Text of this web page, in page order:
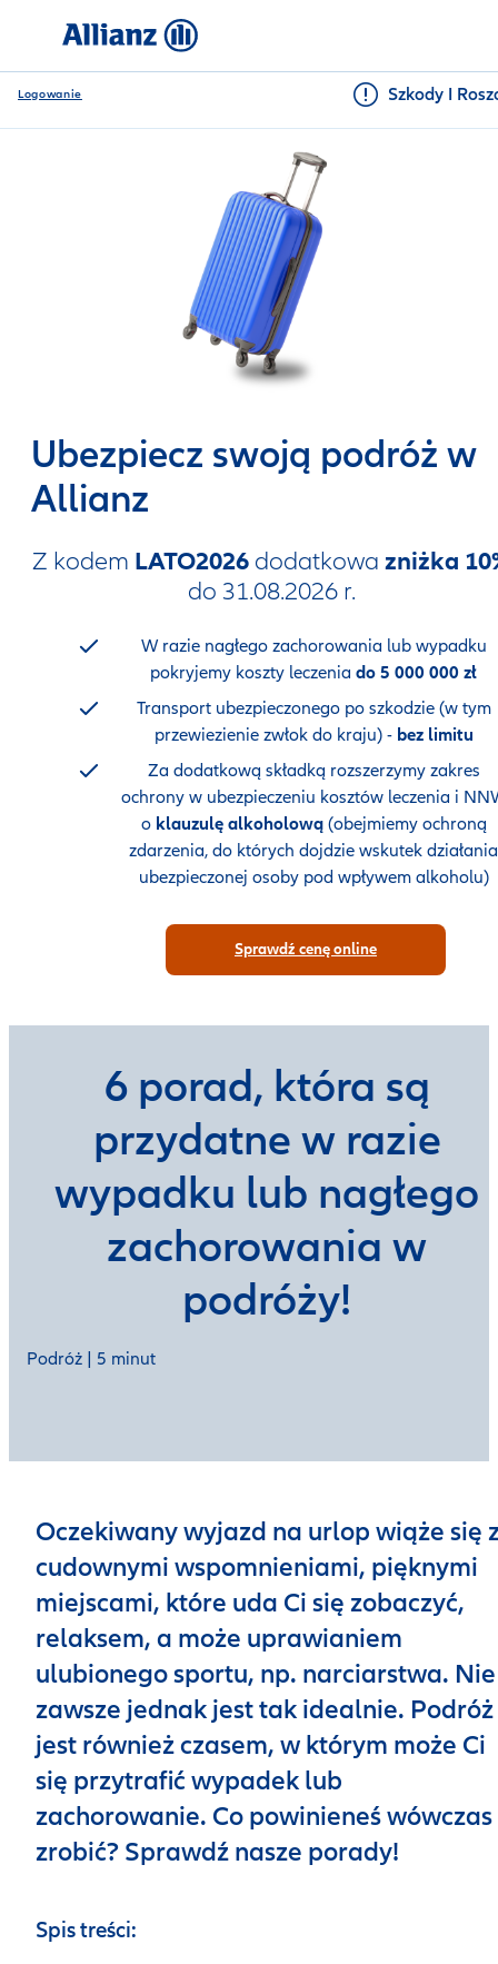
Logowanie Szkody I
Ubezpiecz swoją podróż w
Allianz
Z kodem LATO2026 dodatkowa zniżka
do 31.08.2026 r.
W razie nagłego zachorowania lub wypadku
pokryjemy koszty leczenia do 5 000 000 zł
Transport ubezpieczonego po szkodzie (w tym
przewiezienie zwłok do kraju) - bez limitu
Za dodatkową składką rozszerzymy zakres
ochrony w ubezpieczeniu kosztów leczenia i
o klauzulę alkoholową(obejmiemy ochroną
zdarzenia, do których dojdzie wskutek działania
ubezpieczonej osoby pod wpływem alkoholu)
Sprawdź cenę online
6 porad, która są
przydatne w razie
wypadku lub nagłego
zachorowania w
podróży!
Podróż | 5 minut
Oczekiwany wyjazd na urlop wiąże się
cudownymi wspomnieniami, pięknymi
miejscami, które uda Ci się zobaczyć,
relaksem, a może uprawianiem
ulubionego sportu, np. narciarstwa. Nie
zawsze jednak jest tak idealnie. Podróż
jest również czasem, w którym może Ci
się przytrafić wypadek lub
zachorowanie. Co powinieneś wówczas
zrobić? Sprawdź nasze porady!
Spis treści: